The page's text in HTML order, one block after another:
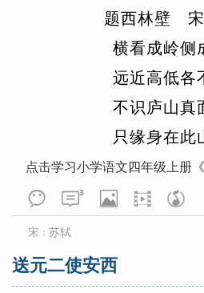
关合，处处照应，由此也可见出
与具体的生活内容相吻合，所以
古今传诵的名句。在修辞技巧上
人运用了对偶、拟人、借代的修
山水本是无情之物，可诗人说水
田有一种护措之情，山对人有一
有生命的山水具有了人的情思，
本来水是环绕着绿色的农作物，
是用植物的色彩来代替，说“将绿
也是虚的，是没法送的，诗人却
为虚，诗意盎然。事实是湖阴先
题西林壁 宋
横看成岭侧
远近高低各
不识庐山真
只缘身在此
点击学习小学语文四年级上册
3
宋 ： 苏轼
送元二使安西